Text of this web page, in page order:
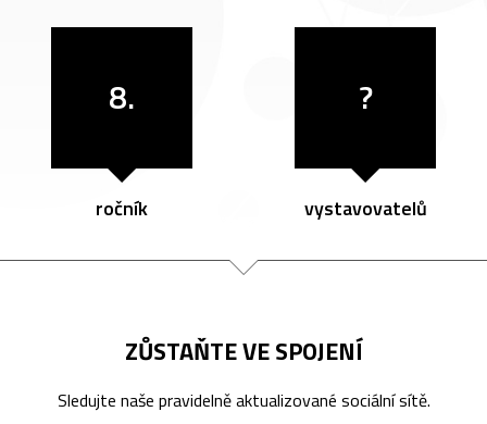
8.
ročník
?
vystavovatelů
ZŮSTAŇTE VE SPOJENÍ
Sledujte naše pravidelně aktualizované sociální sítě.